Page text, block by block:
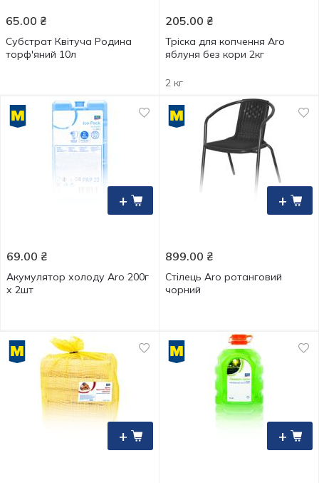
65.00 ₴
Субстрат Квітуча Родина
торф'яний 10л
205.00 ₴
Тріска для копчення Aro
яблуня без кори 2кг
2 кг
+
69.00 ₴
Акумулятор холоду Aro 200г
х 2шт
+
899.00 ₴
Стілець Aro ротанговий
чорний
+ +